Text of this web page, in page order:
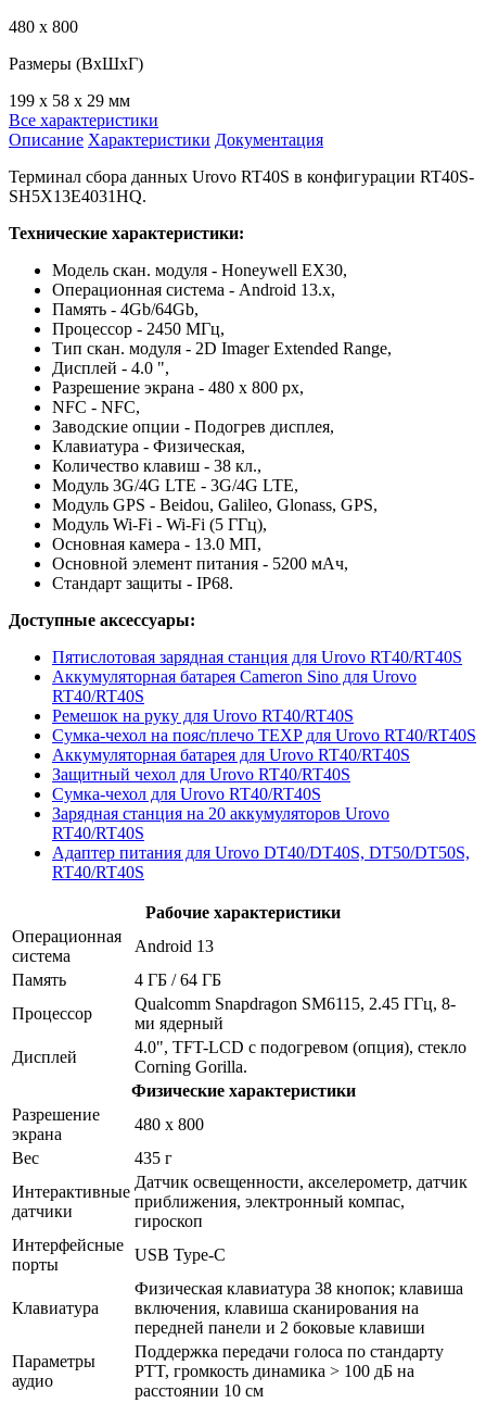
480 х 800
Размеры (ВхШхГ)
199 х 58 х 29 мм
Все характеристики
Описание Характеристики Документация
Терминал сбора данных Urovo RT40S в конфигурации RT40S-
SH5X13E4031HQ.
Технические характеристики:
Модель скан. модуля - Honeywell EX30,
Операционная система - Android 13.x,
Память - 4Gb/64Gb,
Процессор - 2450 МГц,
Тип скан. модуля - 2D Imager Extended Range,
Дисплей - 4.0 ",
Разрешение экрана - 480 x 800 px,
NFC - NFC,
Заводские опции - Подогрев дисплея,
Клавиатура - Физическая,
Количество клавиш - 38 кл.,
Модуль 3G/4G LTE - 3G/4G LTE,
Модуль GPS - Beidou, Galileo, Glonass, GPS,
Модуль Wi-Fi - Wi-Fi (5 ГГц),
Основная камера - 13.0 МП,
Основной элемент питания - 5200 мАч,
Стандарт защиты - IP68.
Доступные аксессуары:
Пятислотовая зарядная станция для Urovo RT40/RT40S
Аккумуляторная батарея Cameron Sino для Urovo
RT40/RT40S
Ремешок на руку для Urovo RT40/RT40S
Cумка-чехол на пояс/плечо TEXP для Urovo RT40/RT40S
Аккумуляторная батарея для Urovo RT40/RT40S
Защитный чехол для Urovo RT40/RT40S
Сумка-чехол для Urovo RT40/RT40S
Зарядная станция на 20 аккумуляторов Urovo
RT40/RT40S
Адаптер питания для Urovo DT40/DT40S, DT50/DT50S,
RT40/RT40S
Рабочие характеристики
Операционная
система
Android 13
Память
4 ГБ / 64 ГБ
Процессор
Qualcomm Snapdragon SM6115, 2.45 ГГц, 8-
ми ядерный
Дисплей
4.0", TFT-LCD с подогревом (опция), стекло
Corning Gorilla.
Физические характеристики
Разрешение
экрана
480 х 800
Вес
435 г
Интерактивные
датчики
Датчик освещенности, акселерометр, датчик
приближения, электронный компас,
гироскоп
Интерфейсные
порты
USB Type-C
Клавиатура
Физическая клавиатура 38 кнопок; клавиша
включения, клавиша сканирования на
передней панели и 2 боковые клавиши
Параметры
аудио
Поддержка передачи голоса по стандарту
PTT, громкость динамика > 100 дБ на
расстоянии 10 см